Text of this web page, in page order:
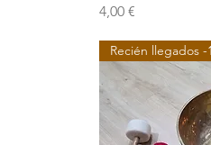
Precio
4,00 €
Recién llegados -